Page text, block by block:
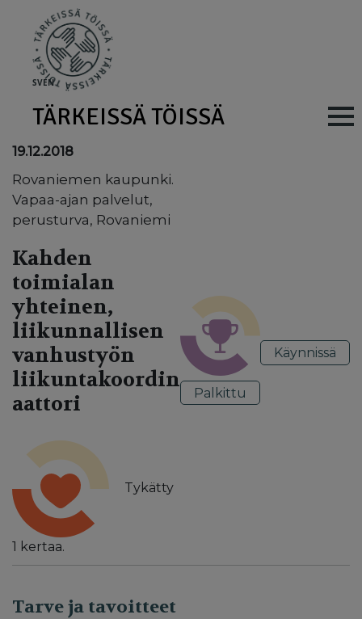
SVEN
TÄRKEISSÄ TÖISSÄ Main
19.12.2018
Rovaniemen kaupunki.
Vapaa-ajan palvelut,
perusturva, Rovaniemi
Kahden
toimialan
yhteinen,
liikunnallisen
vanhustyön
liikuntakoordin
aattori
Tykätty
1 kertaa.
Palkittu
Käynnissä
Tarve ja tavoitteet